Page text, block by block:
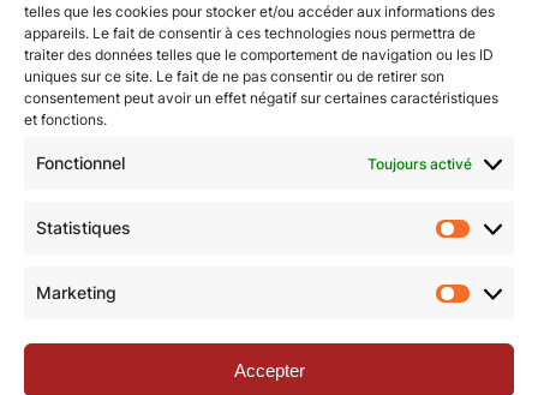
telles que les cookies pour stocker et/ou accéder aux informations des
appareils. Le fait de consentir à ces technologies nous permettra de
traiter des données telles que le comportement de navigation ou les ID
uniques sur ce site. Le fait de ne pas consentir ou de retirer son
consentement peut avoir un effet négatif sur certaines caractéristiques
et fonctions.
Fonctionnel Toujours activé
Statistiques
Marketing
Accepter
© Revue de la Toile 2018 – 2026 | Thème Mesa WPEX par
WPExplorer|Politique de confidentialité |Mentions légales